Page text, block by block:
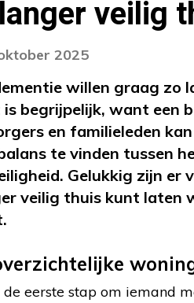
veilig
2025
willen graag
begrijpelijk, want een
en familieleden
te vinden tussen
Gelukkig zijn er
veilig thuis kunt laten
eerste stap om iemand